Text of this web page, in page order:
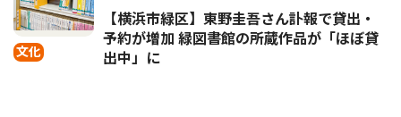
文化
【横浜市緑区】東野圭吾さん訃報で貸出・
予約が増加 緑図書館の所蔵作品が「ほぼ貸
出中」に